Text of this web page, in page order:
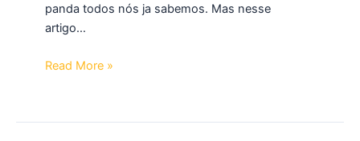
panda todos nós ja sabemos. Mas nesse
artigo…
Read More »